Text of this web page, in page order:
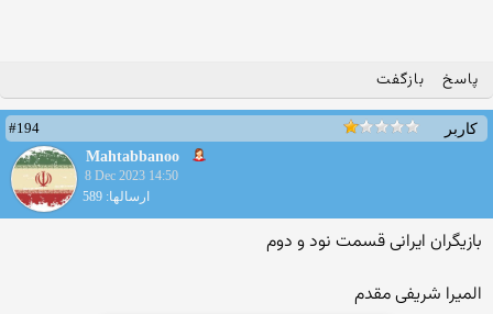
پاسخ بازگفت
کاربر
#194
Mahtabbanoo
8 Dec 2023 14:50
ارسالها: 589
بازیگران ایرانی قسمت نود و دوم
المیرا شریفی مقدم